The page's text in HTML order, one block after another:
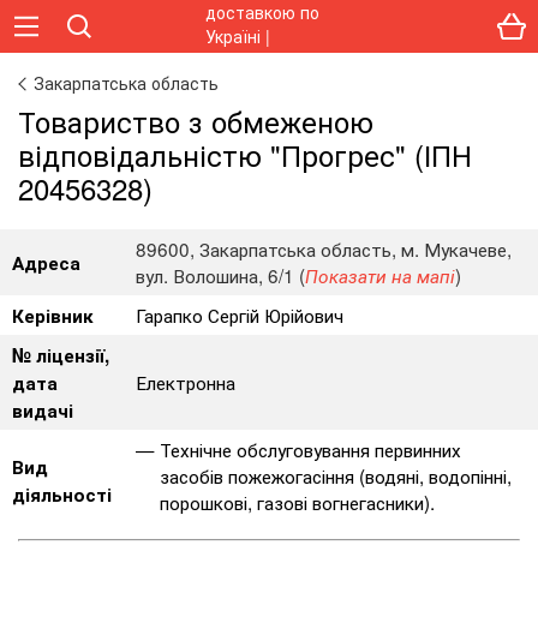
Закарпатська область
Товариство з обмеженою
відповідальністю "Прогрес" (ІПН
20456328)
Адреса
89600, Закарпатська область, м. Мукачеве,
вул. Волошина, 6/1 (Показати на мапі)
Керівник
Гарапко Сергій Юрійович
№ ліцензії,
дата
видачі
Електронна
Вид
діяльності
Технічне обслуговування первинних
засобів пожежогасіння (водяні, водопінні,
порошкові, газові вогнегасники).